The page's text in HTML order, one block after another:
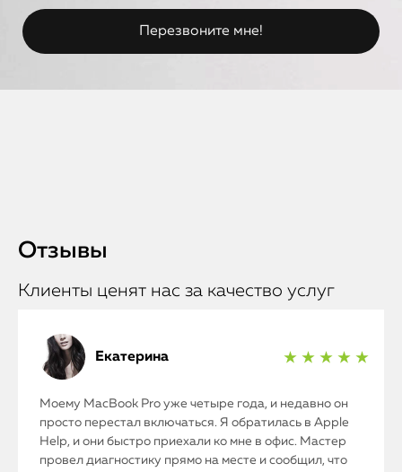
Отзывы
Клиенты ценят нас за качество услуг
Екатерина ★ ★ ★ ★ ★
Моему MacBook Pro уже четыре года, и недавно он
просто перестал включаться. Я обратилась в Apple
Help, и они быстро приехали ко мне в офис. Мастер
провел диагностику прямо на месте и сообщил, что